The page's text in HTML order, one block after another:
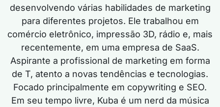
desenvolvendo várias habilidades de marketing
para diferentes projetos. Ele trabalhou em
comércio eletrônico, impressão 3D, rádio e, mais
recentemente, em uma empresa de SaaS.
Aspirante a profissional de marketing em forma
de T, atento a novas tendências e tecnologias.
Focado principalmente em copywriting e SEO.
Em seu tempo livre, Kuba é um nerd da música